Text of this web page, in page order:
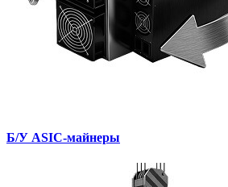
Б/У ASIC-майнеры